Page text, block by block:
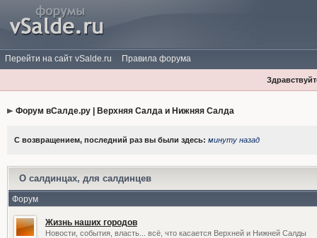
Перейти на сайт vSalde.ru Правила форума
Форум вСалде.ру | Верхняя Салда и Нижняя Салда
С возвращением, последний раз вы были здесь: минуту назад
О салдинцах, для салдинцев
Форум
Жизнь наших городов
Новости, события, власть... всё, что касается Верхней и Нижней Салды